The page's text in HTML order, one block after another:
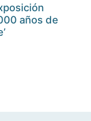
años de